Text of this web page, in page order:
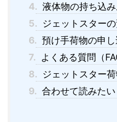
4. 液体物の持ち込
5.
ジェットスター
6. 預け手荷物の申
7.
よくある質問（
8.
ジェットスター
9. 合わせて読みたい